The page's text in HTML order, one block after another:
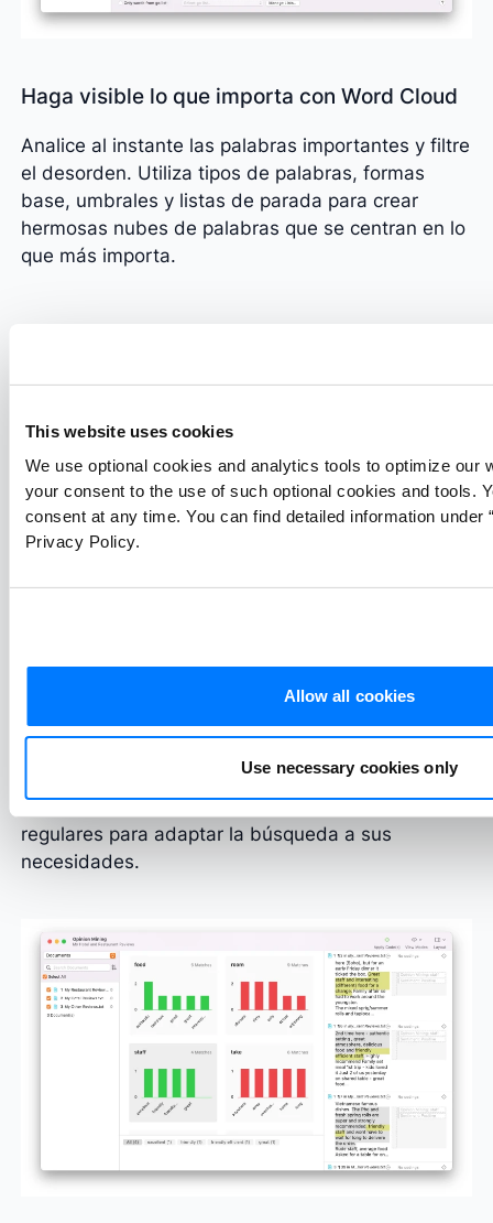
This website uses cookies
We use optional cookies and analytics tools to optimize our
your consent to the use of such optional cookies and tools.
consent at any time. You can find detailed information under
Privacy Policy.
Allow all cookies
Use necessary cookies only
Haga visible lo que importa con Word Cloud
Analice al instante las palabras importantes y filtre
el desorden. Utiliza tipos de palabras, formas
base, umbrales y listas de parada para crear
hermosas nubes de palabras que se centran en lo
que más importa.
Benefíciese de mejores resultados con la
puede buscar directamente sinónimos y todas sus
formas flexionadas o aprovechar las expresiones
regulares para adaptar la búsqueda a sus
necesidades.